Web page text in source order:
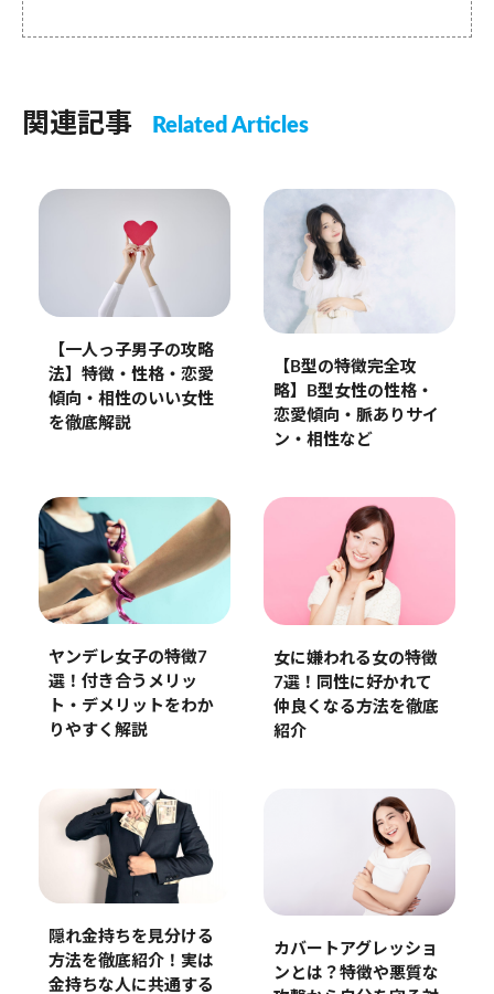
関連記事 Related Articles
【一人っ子男子の攻略
法】特徴・性格・恋愛
傾向・相性のいい女性
を徹底解説
【B型の特徴完全攻
略】B型女性の性格・
恋愛傾向・脈ありサイ
ン・相性など
ヤンデレ女子の特徴7
選！付き合うメリッ
ト・デメリットをわか
りやすく解説
女に嫌われる女の特徴
7選！同性に好かれて
仲良くなる方法を徹底
紹介
隠れ金持ちを見分ける
方法を徹底紹介！実は
金持ちな人に共通する
カバートアグレッショ
ンとは？特徴や悪質な